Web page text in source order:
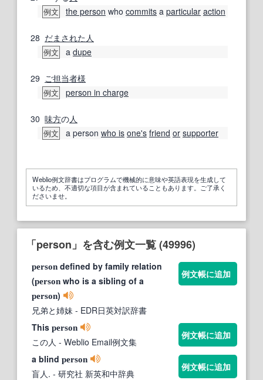
例文 the person who commits a particular action
28 だまされた 人
例文 a dupe
29 ご担当者様
例文 person in charge
30 味方の人
例文 a person who is one's friend or supporter
Weblio例文辞書はプログラムで機械的に意味や英語表現を生成して
いるため、不適切な項目が含まれていることもあります。ご了承く
ださいませ。
「person」を含む例文一覧 (49996)
person defined by family relation
(person who is a sibling of a
person)
兄弟と姉妹 - EDR日英対訳辞書
例文帳に追加
This person
この人 - Weblio Email例文集
例文帳に追加
a blind person
盲人. - 研究社 新英和中辞典
例文帳に追加